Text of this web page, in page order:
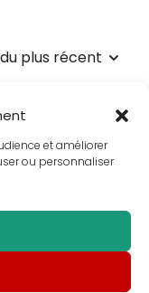
et améliorer
ou personnaliser